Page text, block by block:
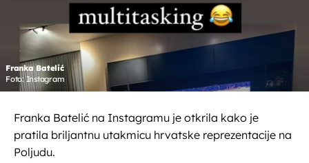
Franka Batelić
Foto: Instagram
Franka Batelić na Instagramu je otkrila kako je
pratila briljantnu utakmicu hrvatske reprezentacije na
Poljudu.